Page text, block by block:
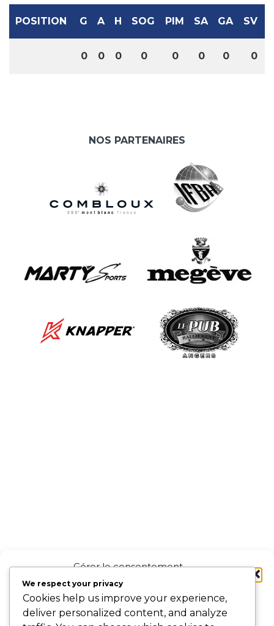
Gérer le consentement
aux cookies
Pour offrir les meilleures expériences, nous utilisons des technologies
telles que les cookies pour stocker et/ou accéder aux informations des
POSITION G A H SOG PIM SA GA SV
0 0 0 0 0 0 0 0
NOS PARTENAIRES
We respect your privacy
Cookies help us improve your experience,
deliver personalized content, and analyze